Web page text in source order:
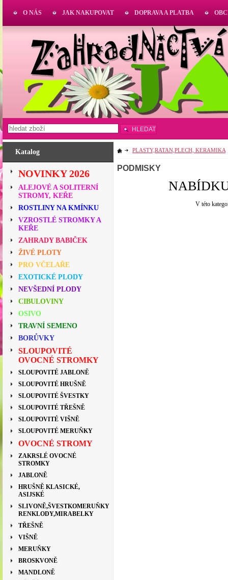
Katalog
NOVINKY 2026
ALEJOVÉ A SOLITERNÍ
STROMY, KEŘE
ROSTLINY NA KMÍNKU
VZROSTLÉ STROMKY A
KEŘE
ZAHRADY BABIČEK
ŽIVÉ PLOTY
PRO VČELAŘE
EXOTICKÉ PLODY
NEVŠEDNÍ PLODY
CIBULOVINY
OSIVO
TRAVNÍ SEMENO
BORŮVKY
SLOUPOVITÉ
OVOCNÉ STROMKY
SLOUPOVITÉ JABLONĚ
SLOUPOVITÉ HRUŠNĚ
SLOUPOVITÉ ŠVESTKY
SLOUPOVITÉ TŘEŠNĚ
SLOUPOVITÉ VIŠNĚ
SLOUPOVITÉ MERUŇKY
OVOCNÉ STROMY
ZAKRSLÉ OVOCNÉ
STROMKY
JABLONĚ
HRUŠNĚ KLASICKÉ,
ASIJSKÉ
SLIVONĚ,ŠVESTKOMERUŇKY
RENKLODY,MIRABELKY
TŘEŠNĚ
VIŠNĚ
MERUŇKY
BROSKVONĚ
MANDLONĚ
PLASTY,RATAN,PLECH, KERAMIKA
PODMISKY
V této
O NÁS JAK NAKUPOVAT DOPRAVA A PLATBA
HLEDAT